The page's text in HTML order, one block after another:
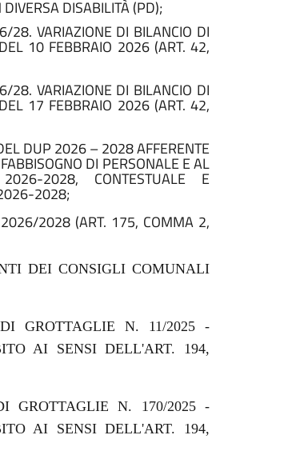
DISABILITÀ (PD);
28. VARIAZIONE DI BILANCIO DI
10 FEBBRAIO 2026 (ART. 42,
28. VARIAZIONE DI BILANCIO DI
17 FEBBRAIO 2026 (ART. 42,
DUP 2026 – 2028 AFFERENTE
DI PERSONALE E AL
2028, CONTESTUALE E
2028;
2026/2028 (ART. 175, COMMA 2,
DEI CONSIGLI COMUNALI
GROTTAGLIE N. 11/2025 -
AI SENSI DELL'ART. 194,
GROTTAGLIE N. 170/2025 -
AI SENSI DELL'ART. 194,